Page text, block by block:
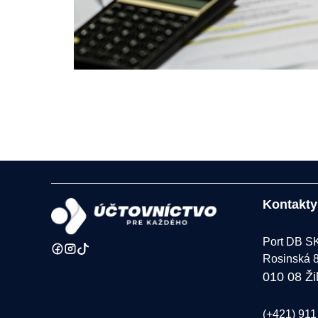
Kontakty
Port DB
Rosinská
010 08
(+421)